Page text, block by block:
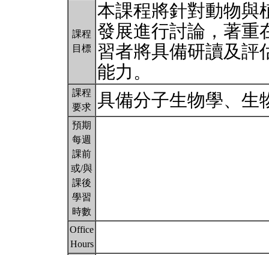
課程
目標
本課程將針對動物與
發展進行討論，著重
習者將具備研讀及評
能力。
課程
要求 具備分子生物學、
預期
每週
課前
或/與
課後
學習
時數
Office
Hours